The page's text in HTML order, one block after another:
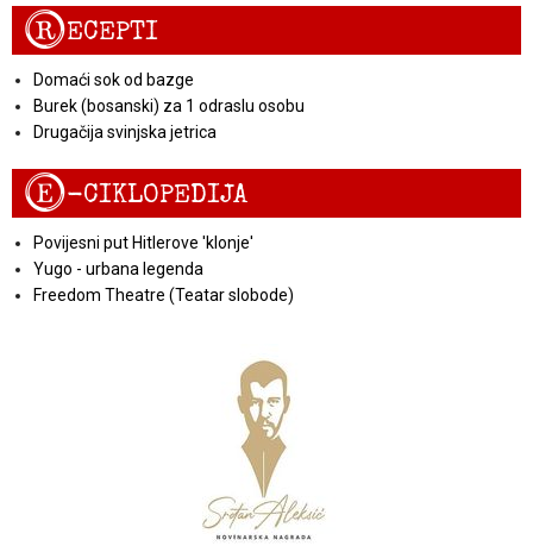
RECEPTI
Domaći sok od bazge
Burek (bosanski) za 1 odraslu osobu
Drugačija svinjska jetrica
E-CIKLOPEDIJA
Povijesni put Hitlerove 'klonje'
Yugo - urbana legenda
Freedom Theatre (Teatar slobode)